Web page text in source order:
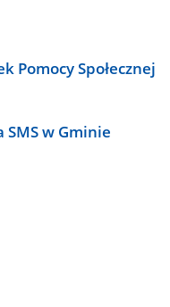
Pomocy Społecznej
w Gminie